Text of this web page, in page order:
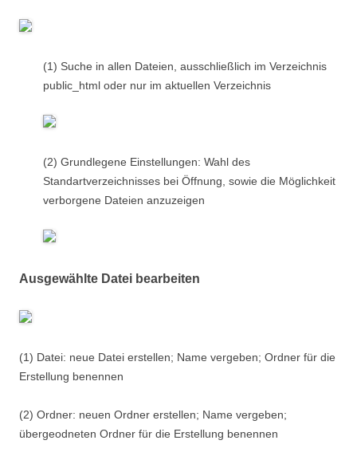
(1) Suche in allen Dateien, ausschließlich im Verzeichnis
public_html oder nur im aktuellen Verzeichnis
(2) Grundlegene Einstellungen: Wahl des
Standartverzeichnisses bei Öffnung, sowie die Möglichkeit
verborgene Dateien anzuzeigen
Ausgewählte Datei bearbeiten
(1) Datei: neue Datei erstellen; Name vergeben; Ordner für die
Erstellung benennen
(2) Ordner: neuen Ordner erstellen; Name vergeben;
übergeodneten Ordner für die Erstellung benennen